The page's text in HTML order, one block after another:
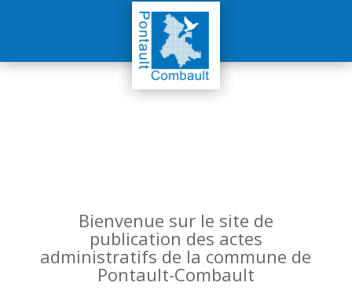
Bienvenue sur le site de
publication des actes
administratifs de la commune de
Pontault-Combault